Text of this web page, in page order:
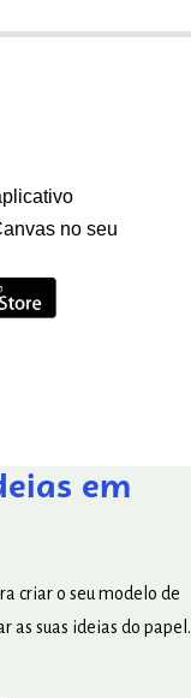
no seu
em
criar o seu modelo de
as suas ideias do papel.